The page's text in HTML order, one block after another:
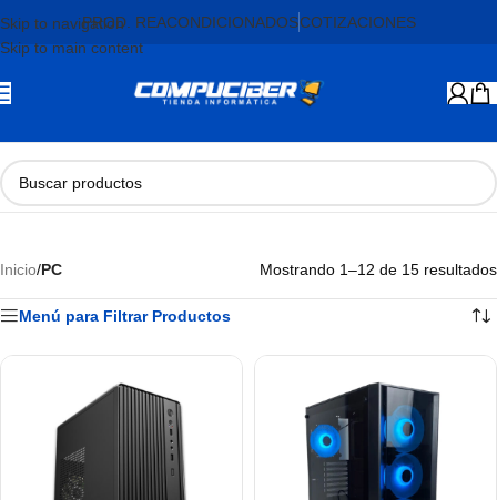
Skip to navigation
Skip to main content
PROD. REACONDICIONADOSCOTIZACIONES
Inicio/PC Mostrando 1–12 de 15 resultados
Menú para Filtrar Productos